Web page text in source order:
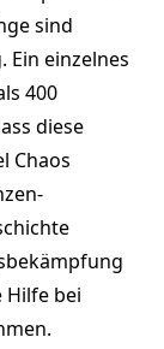
sind
einzelnes
400
diese
Chaos
bei